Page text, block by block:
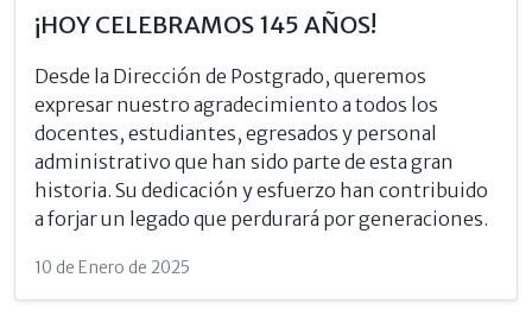
¡HOY CELEBRAMOS 145 AÑOS!
Desde la Dirección de Postgrado, queremos
expresar nuestro agradecimiento a todos los
docentes, estudiantes, egresados y personal
administrativo que han sido parte de esta gran
historia. Su dedicación y esfuerzo han contribuido
a forjar un legado que perdurará por generaciones.
10 de Enero de 2025